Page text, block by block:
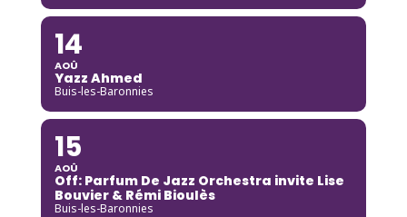
14
AOÛ
Yazz Ahmed
Buis-les-Baronnies
15
AOÛ
Off: Parfum De Jazz Orchestra invite Lise
Bouvier & Rémi Bioulès
Buis-les-Baronnies